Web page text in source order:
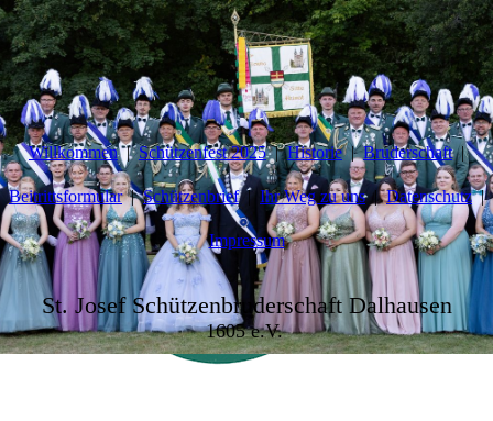
Willkommen Schützenfest 2025 Historie Bruderschaft
Beitrittsformular Schützenbrief Ihr Weg zu uns Datenschutz
Impressum
St. Josef Schützenbruderschaft Dalhausen
1605 e.V.